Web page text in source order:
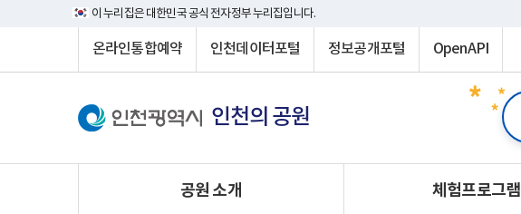
이 누리집은 대한민국 공식 전자정부 누리집입니다.
온라인통합예약 인천데이터포털 정보공개포털 OpenAPI
인천의 공원
공원 소개 체험프로그램